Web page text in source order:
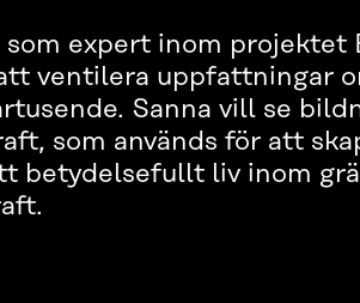
som expert inom projektet
ventilera uppfattningar
Sanna vill se
som används för att
betydelsefullt liv inom